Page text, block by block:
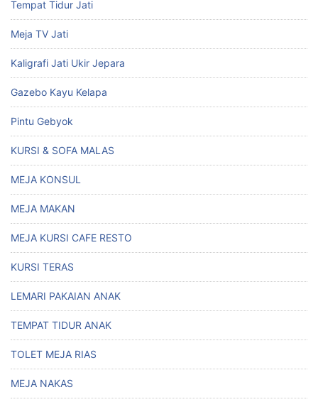
Tempat Tidur Jati
Meja TV Jati
Kaligrafi Jati Ukir Jepara
Gazebo Kayu Kelapa
Pintu Gebyok
KURSI & SOFA MALAS
MEJA KONSUL
MEJA MAKAN
MEJA KURSI CAFE RESTO
KURSI TERAS
LEMARI PAKAIAN ANAK
TEMPAT TIDUR ANAK
TOLET MEJA RIAS
MEJA NAKAS